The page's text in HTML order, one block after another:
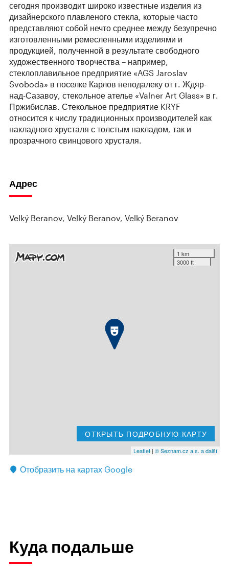
сегодня производит широко известные изделия из
дизайнерского плавленого стекла, которые часто
представляют собой нечто среднее между безупречно
изготовленными ремесленными изделиями и
продукцией, полученной в результате свободного
художественного творчества – например,
стеклоплавильное предприятие «AGS Jaroslav
Svoboda» в поселке Карлов неподалеку от г. Ждяр-
над-Сазавоу, стекольное ателье «Valner Art Glass» в г.
Пржибислав. Стекольное предприятие KRYF
относится к числу традиционных производителей как
накладного хрусталя с толстым накладом, так и
прозрачного свинцового хрусталя.
Адрес
Velký Beranov, Velký Beranov, Velký Beranov
1 km
3000 ft
ОТКРЫТЬ ПОДРОБНУЮ КАРТУ
Leaflet | © Seznam.cz a.s. a další
Отобразить на картах Google
Куда подальше